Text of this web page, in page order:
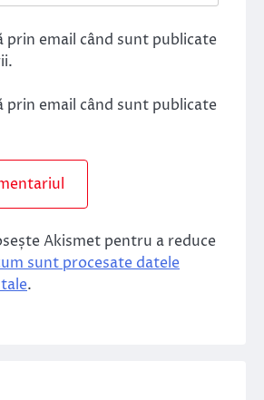
email când sunt publicate
email când sunt publicate
Akismet pentru a reduce
sunt procesate datele
.